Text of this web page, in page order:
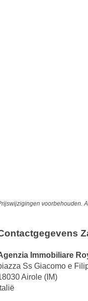
voorbehouden.
Immobiliare
Ss Giacomo e
Airole (IM)
Italië